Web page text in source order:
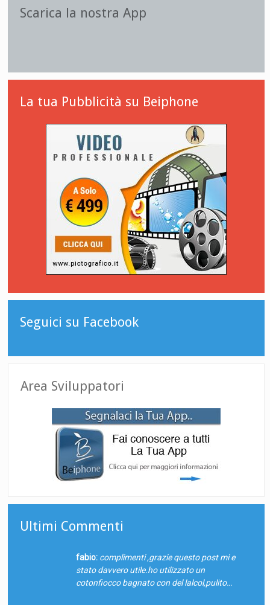
Scarica la nostra App
La tua Pubblicità su Beiphone
Seguici su Facebook
Area Sviluppatori
Ultimi Commenti
fabio: complimenti ,grazie questo post mi e
stato davvero utile.ho utilizzato un
cotonfiocco bagnato con del lalcol,pulito…